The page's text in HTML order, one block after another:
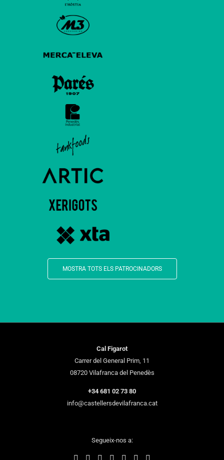
MOSTRA TOTS ELS PATROCINADORS
Cal Figarot
Carrer del General Prim, 11
08720 Vilafranca del Penedès
+34 681 02 73 80
info@castellersdevilafranca.cat
Segueix-nos a: